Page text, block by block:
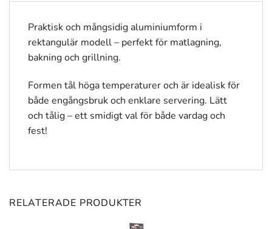
Praktisk och mångsidig aluminiumform i
rektangulär modell – perfekt för matlagning,
bakning och grillning.
Formen tål höga temperaturer och är idealisk för
både engångsbruk och enklare servering. Lätt
och tålig – ett smidigt val för både vardag och
fest!
RELATERADE PRODUKTER